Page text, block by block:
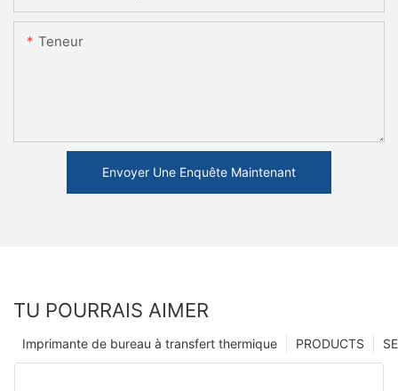
Teneur
Envoyer Une Enquête Maintenant
TU POURRAIS AIMER
PRODUCTS
Imprimante de bureau à transfert thermique